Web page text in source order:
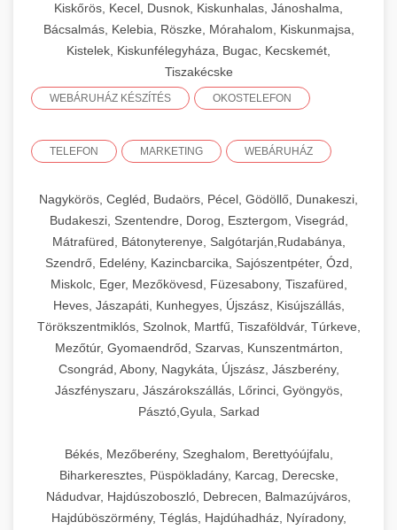
Kiskőrös, Kecel, Dusnok, Kiskunhalas, Jánoshalma,
Bácsalmás, Kelebia, Röszke, Mórahalom, Kiskunmajsa,
Kistelek, Kiskunfélegyháza, Bugac, Kecskemét,
Tiszakécske
WEBÁRUHÁZ KÉSZÍTÉS OKOSTELEFON
TELEFON MARKETING WEBÁRUHÁZ
Nagykörös, Cegléd, Budaörs, Pécel, Gödöllő, Dunakeszi,
Budakeszi, Szentendre, Dorog, Esztergom, Visegrád,
Mátrafüred, Bátonyterenye, Salgótarján,Rudabánya,
Szendrő, Edelény, Kazincbarcika, Sajószentpéter, Ózd,
Miskolc, Eger, Mezőkövesd, Füzesabony, Tiszafüred,
Heves, Jászapáti, Kunhegyes, Újszász, Kisújszállás,
Törökszentmiklós, Szolnok, Martfű, Tiszaföldvár, Túrkeve,
Mezőtúr, Gyomaendrőd, Szarvas, Kunszentmárton,
Csongrád, Abony, Nagykáta, Újszász, Jászberény,
Jászfényszaru, Jászárokszállás, Lőrinci, Gyöngyös,
Pásztó,Gyula, Sarkad
Békés, Mezőberény, Szeghalom, Berettyóújfalu,
Biharkeresztes, Püspökladány, Karcag, Derecske,
Nádudvar, Hajdúszoboszló, Debrecen, Balmazújváros,
Hajdúböszörmény, Téglás, Hajdúhadház, Nyíradony,